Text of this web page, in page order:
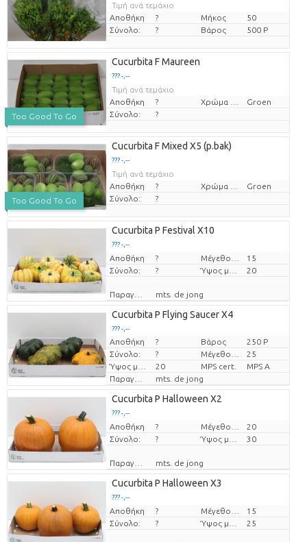
Τιμή ανά τεμάχιο
Αποθήκη
? Μήκος
50
Σύνολο:
? Βάρος 500 P
Too Good To Go
Cucurbita F Maureen
??? -,--
Τιμή ανά τεμάχιο
Αποθήκη
?
Groen
Σύνολο:
?
Too Good To Go
Cucurbita F Mixed X5 (p.bak)
??? -,--
Τιμή ανά τεμάχιο
Αποθήκη
?
Groen
Σύνολο:
?
Cucurbita P Festival X10
??? -,--
Τιμή ανά τεμάχιο
Αποθήκη ?
15
Σύνολο:
? 20
Παραγωγός mts. de jong
Cucurbita P Flying Saucer X4
??? -,--
Τιμή ανά τεμάχιο
Αποθήκη ? Βάρος
250 P
Σύνολο:
?
25
20 MPS cert.
MPS A
Παραγωγός
mts. de jong
Cucurbita P Halloween X2
??? -,--
Τιμή ανά τεμάχιο
Αποθήκη ?
20
Σύνολο:
? 30
Παραγωγός mts. de jong
Cucurbita P Halloween X3
??? -,--
Τιμή ανά τεμάχιο
Αποθήκη ?
15
Σύνολο:
? 25